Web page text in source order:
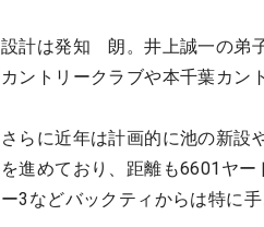
設計は発知 朗。井上誠一の弟
カントリークラブや本千葉カン
さらに近年は計画的に池の新設
を進めており、距離も6601ヤ
ー3などバックティからは特に手